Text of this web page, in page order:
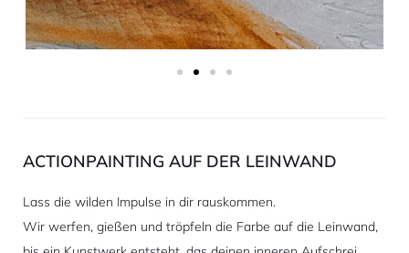
ACTIONPAINTING AUF DER LEINWAND
Lass die wilden Impulse in dir rauskommen.
Wir werfen, gießen und tröpfeln die Farbe auf die Leinwand,